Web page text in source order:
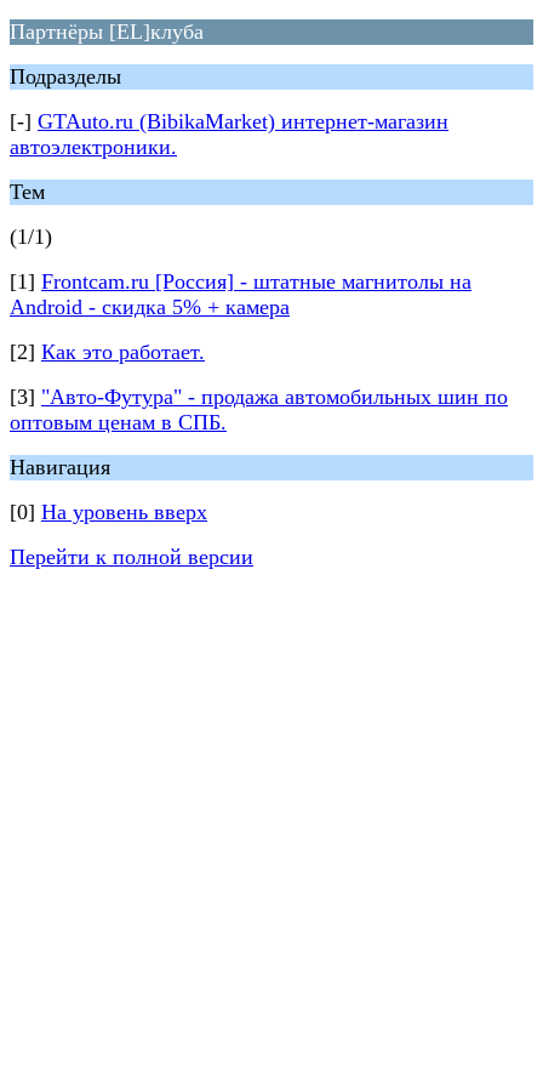
Партнёры [EL]клуба
Подразделы
[-] GTAuto.ru (BibikaMarket) интернет-магазин
автоэлектроники.
Тем
(1/1)
[1] Frontcam.ru [Россия] - штатные магнитолы на
Android - скидка 5% + камера
[2] Как это работает.
[3] "Авто-Футура" - продажа автомобильных шин по
оптовым ценам в СПБ.
Навигация
[0] На уровень вверх
Перейти к полной версии